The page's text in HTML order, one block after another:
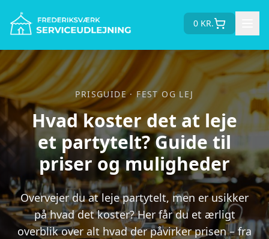
0 KR.
PRISGUIDE · FEST OG LEJ
Hvad koster det at leje
et partytelt? Guide til
priser og muligheder
Overvejer du at leje partytelt, men er usikker
på hvad det koster? Her får du et ærligt
overblik over alt hvad der påvirker prisen – fra